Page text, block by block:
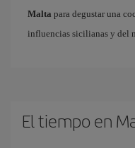
Malta para degustar una
influencias sicilianas y del
El tiempo en